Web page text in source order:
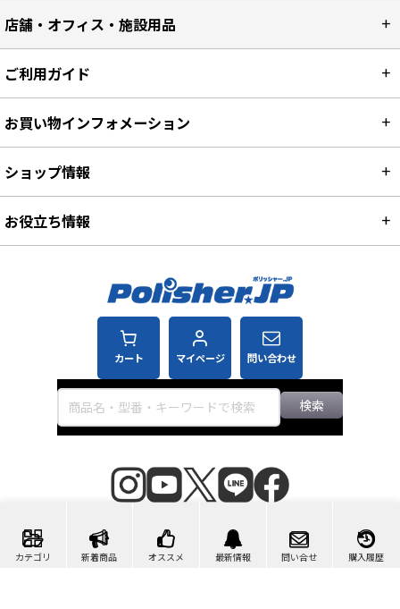
カテゴリ 新着商品 オススメ 最新情報 問い合せ 購入履歴
店舗・オフィス・施設用品
カート マイページ 問い合わせ
検索
ご利用ガイド
お買い物インフォメーション
ショップ情報
お役立ち情報
©2007-2026 ポリッシャー.JP™